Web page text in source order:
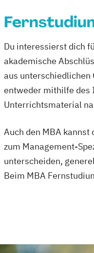
Du interessierst dich
akademische
aus unterschiedlichen
entweder mithilfe des
Unterrichtsmaterial
Auch den MBA
zum Management-
unterscheiden,
Beim MBA